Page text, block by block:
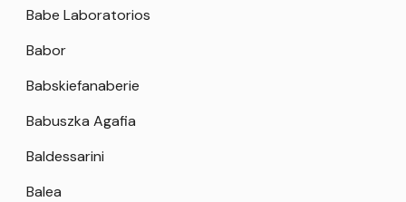
Babe Laboratorios
Babor
Babskiefanaberie
Babuszka Agafia
Baldessarini
Balea